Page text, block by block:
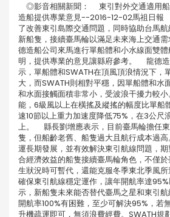
◎影音相關新聞： 東引對外交通適用船
造船提供專業意見--2016-12-02馬祖日
了改善東引島際交通問題，同時協助台馬
新船隻，接續臺馬輪以滿足未來海上交通
德造船公司來馬進行單船體和小水線面雙
明，提供專業的意見讓縣府參考。 龍德
示，單船體和SWATH在頂風頂浪情況下，
大，而SWATH則相對平穩，因單船體和水
和水面接觸面積非常小，受波浪干擾力較
能，6級風以上在橫搖及縱搖的幅度比單船
速10節以上重力加速度降低75%，在3公尺
上。 縣長劉增應表示，目前臺馬輪擔任
隻，但船齡老舊、船隻過大且航行成本過
運長期發展，並有效解決東引航線問題，
合經濟效益的船隻接續臺馬輪角色，不僅
生狀況時可暫代，還能克服冬季東北季風所
確保東引航線穩定運作，讓年開航率達
示，新船隻未來能否替代臺馬之星和東引
開航率100%有困難，至少可解決95%，若
升機疏運即可，無須浪費經費。SWATH規